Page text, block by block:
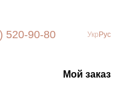
520-90-80 Укр Рус
Мой заказ